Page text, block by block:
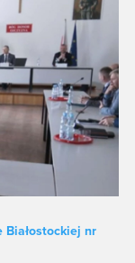
Białostockiej nr